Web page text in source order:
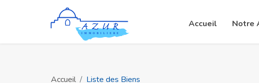
Accueil Notre
Accueil Liste des Biens